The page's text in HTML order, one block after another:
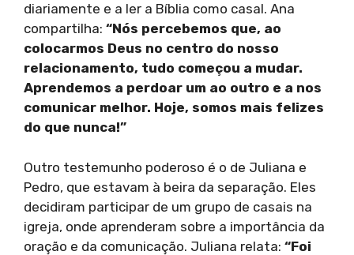
diariamente e a ler a Bíblia como casal. Ana
compartilha: “Nós percebemos que, ao
colocarmos Deus no centro do nosso
relacionamento, tudo começou a mudar.
Aprendemos a perdoar um ao outro e a nos
comunicar melhor. Hoje, somos mais felizes
do que nunca!”
Outro testemunho poderoso é o de Juliana e
Pedro, que estavam à beira da separação. Eles
decidiram participar de um grupo de casais na
igreja, onde aprenderam sobre a importância da
oração e da comunicação. Juliana relata: “Foi